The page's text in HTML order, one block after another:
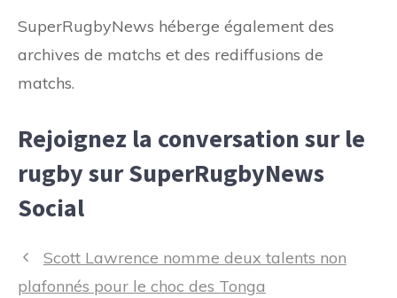
SuperRugbyNews héberge également des
archives de matchs et des rediffusions de
matchs.
Rejoignez la conversation sur le
rugby sur SuperRugbyNews
Social
Navigation
des
Scott Lawrence nomme deux talents non
plafonnés pour le choc des Tonga